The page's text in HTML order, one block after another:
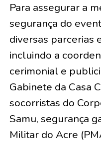
Para assegurar a
segurança do
diversas parcerias
incluindo a
cerimonial e
Gabinete da Casa
socorristas do
Samu, segurança
Militar do Acre